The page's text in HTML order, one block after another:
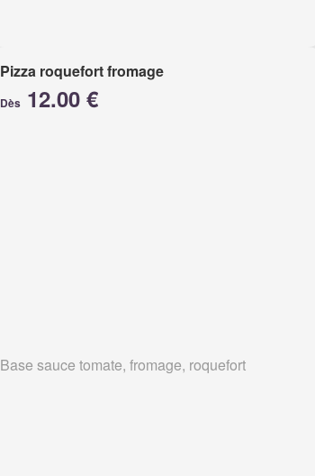
Pizza roquefort fromage
Dès12.00 €
Base sauce tomate, fromage, roquefort